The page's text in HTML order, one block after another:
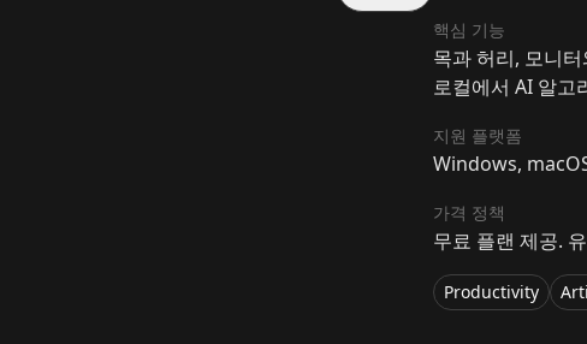
핵심 기능
목과 허리, 모니
로컬에서 AI 알고
지원 플랫폼
Windows,
가격 정책
무료 플랜 제공.
Productivity